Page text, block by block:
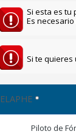
Si esta es tu
Es necesario
Si te quieres
ELAPHE
Piloto de